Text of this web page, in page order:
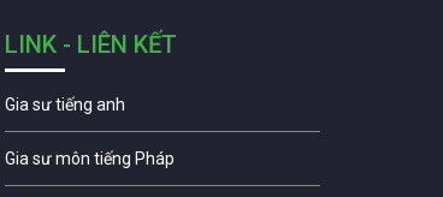
LINK - LIÊN KẾT
Gia sư tiếng anh
Gia sư môn tiếng Pháp